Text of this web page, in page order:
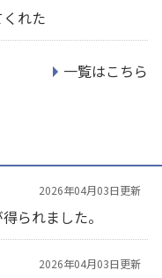
れた
一覧はこちら
2026年04月03日更新
られました。
2026年04月03日更新